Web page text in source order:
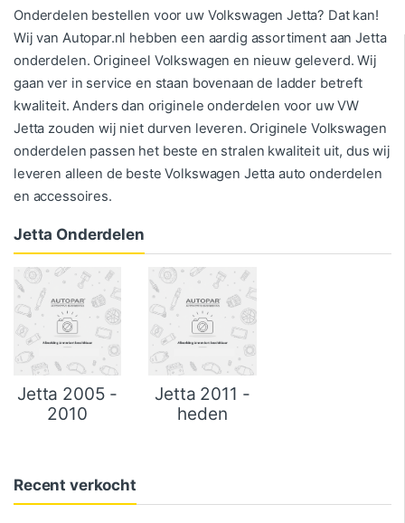
Onderdelen bestellen voor uw Volkswagen Jetta? Dat kan!
Wij van Autopar.nl hebben een aardig assortiment aan Jetta
onderdelen. Origineel Volkswagen en nieuw geleverd. Wij
gaan ver in service en staan bovenaan de ladder betreft
kwaliteit. Anders dan originele onderdelen voor uw VW
Jetta zouden wij niet durven leveren. Originele Volkswagen
onderdelen passen het beste en stralen kwaliteit uit, dus wij
leveren alleen de beste Volkswagen Jetta auto onderdelen
en accessoires.
Jetta Onderdelen
Jetta 2005 -
2010
Jetta 2011 -
heden
Recent verkocht